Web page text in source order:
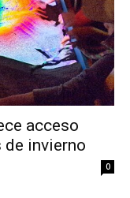
acceso
de invierno
0